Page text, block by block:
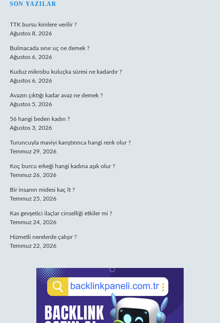
SIDEBAR
SON YAZILAR
TTK bursu kimlere verilir ?
Ağustos 8, 2026
Bulmacada sınır uç ne demek ?
Ağustos 6, 2026
Kuduz mikrobu kuluçka süresi ne kadardır ?
Ağustos 6, 2026
Avazın çıktığı kadar avaz ne demek ?
Ağustos 5, 2026
56 hangi beden kadın ?
Ağustos 3, 2026
Turuncuyla maviyi karıştırınca hangi renk olur ?
Temmuz 29, 2026
Koç burcu erkeği hangi kadına aşık olur ?
Temmuz 26, 2026
Bir insanın midesi kaç lt ?
Temmuz 25, 2026
Kas gevşetici ilaçlar cinselliği etkiler mi ?
Temmuz 24, 2026
Hizmetli nerelerde çalışır ?
Temmuz 22, 2026